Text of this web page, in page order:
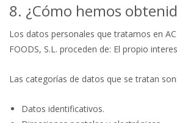
8. ¿Cómo hemos
Los datos personales que tratamos en
FOODS, S.L. proceden de: El propio
Las categorías de datos que se tratan son:
Datos identificativos.